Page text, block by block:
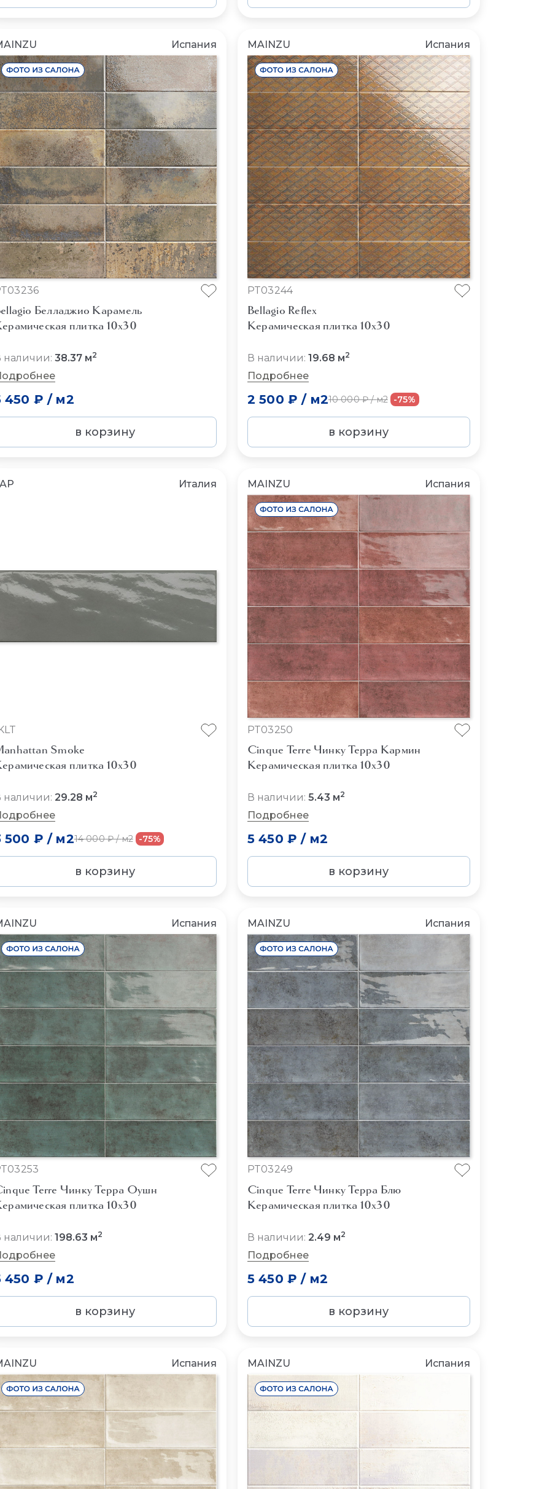
Испания
Белладжио Карамель
плитка 10x30
наличии: 38.37 м2
450 ₽ / м2
в корзину
MAINZU Испания
PT03244
Bellagio Reflex
Керамическая плитка 10x30
В наличии: 19.68 м2
Подробнее
2 500 ₽ / м210 000 ₽/м2 -75%
в корзину
Италия
Smoke
плитка 10x30
наличии: 29.28 м2
500 ₽ / м214 000 ₽/м2 -75%
в корзину
MAINZU Испания
PT03250
Cinque Terre Чинку Терра Кармин
Керамическая плитка 10x30
В наличии: 5.43 м2
Подробнее
5 450 ₽ / м2
в корзину
Испания
Terre Чинку Терра Оушн
плитка 10x30
наличии: 198.63 м2
450 ₽ / м2
в корзину
MAINZU Испания
PT03249
Cinque Terre Чинку Терра Блю
Керамическая плитка 10x30
В наличии: 2.49 м2
Подробнее
5 450 ₽ / м2
в корзину
Испания MAINZU Испания